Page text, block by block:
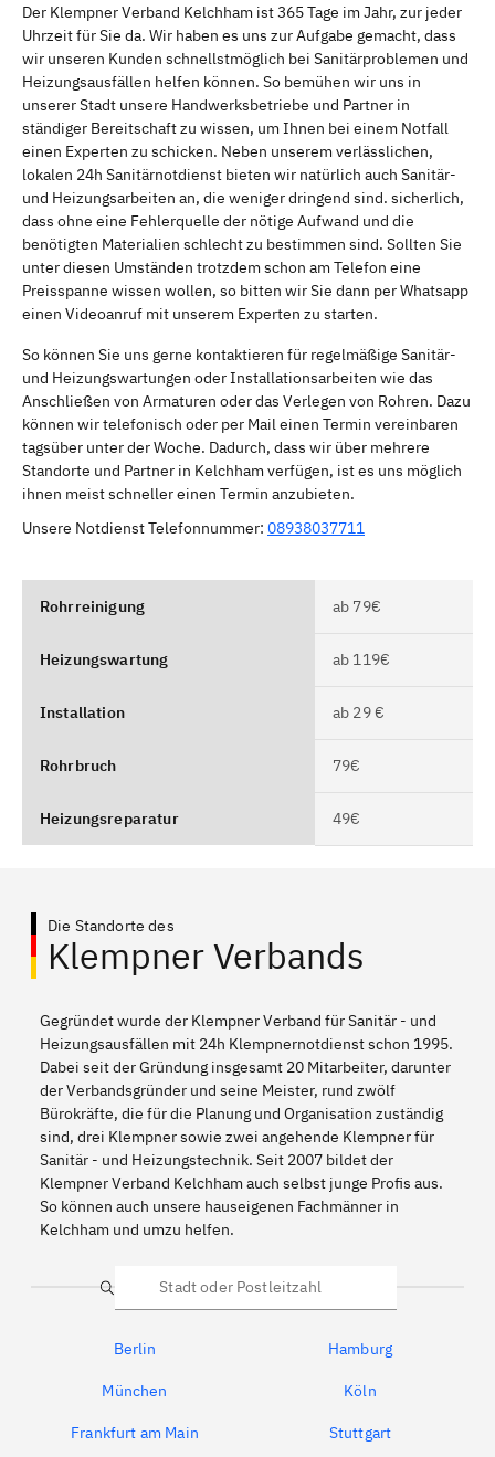
Der Klempner Verband Kelchham ist 365 Tage im Jahr, zur jeder
Uhrzeit für Sie da. Wir haben es uns zur Aufgabe gemacht, dass
wir unseren Kunden schnellstmöglich bei Sanitärproblemen und
Heizungsausfällen helfen können. So bemühen wir uns in
unserer Stadt unsere Handwerksbetriebe und Partner in
ständiger Bereitschaft zu wissen, um Ihnen bei einem Notfall
einen Experten zu schicken. Neben unserem verlässlichen,
lokalen 24h Sanitärnotdienst bieten wir natürlich auch Sanitär-
und Heizungsarbeiten an, die weniger dringend sind. sicherlich,
dass ohne eine Fehlerquelle der nötige Aufwand und die
benötigten Materialien schlecht zu bestimmen sind. Sollten Sie
unter diesen Umständen trotzdem schon am Telefon eine
Preisspanne wissen wollen, so bitten wir Sie dann per Whatsapp
einen Videoanruf mit unserem Experten zu starten.
So können Sie uns gerne kontaktieren für regelmäßige Sanitär-
und Heizungswartungen oder Installationsarbeiten wie das
Anschließen von Armaturen oder das Verlegen von Rohren. Dazu
können wir telefonisch oder per Mail einen Termin vereinbaren
tagsüber unter der Woche. Dadurch, dass wir über mehrere
Standorte und Partner in Kelchham verfügen, ist es uns möglich
ihnen meist schneller einen Termin anzubieten.
Unsere Notdienst Telefonnummer: 08938037711
Rohrreinigung ab 79€
Heizungswartung ab 119€
Installation ab 29 €
Rohrbruch 79€
Heizungsreparatur 49€
Die Standorte des
Klempner Verbands
Gegründet wurde der Klempner Verband für Sanitär - und
Heizungsausfällen mit 24h Klempnernotdienst schon 1995.
Dabei seit der Gründung insgesamt 20 Mitarbeiter, darunter
der Verbandsgründer und seine Meister, rund zwölf
Bürokräfte, die für die Planung und Organisation zuständig
sind, drei Klempner sowie zwei angehende Klempner für
Sanitär - und Heizungstechnik. Seit 2007 bildet der
Klempner Verband Kelchham auch selbst junge Profis aus.
So können auch unsere hauseigenen Fachmänner in
Kelchham und umzu helfen.
Suche
Berlin Hamburg
München Köln
Frankfurt am Main Stuttgart